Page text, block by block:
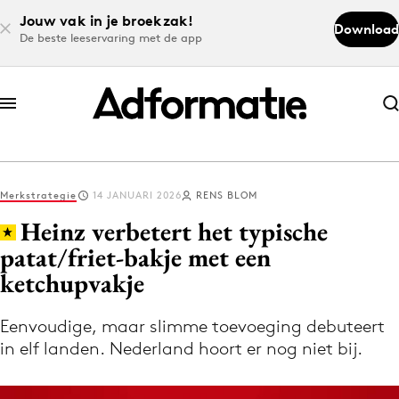
Jouw vak in je broekzak!
De beste leeservaring met de app
Download
Abonneer nu
Abonneer nu
Log in
Download de app
Volg het laatste nieuws via de Adformatie
Nieuws app
Merkstrategie 14 JANUARI 2026 RENS BLOM
Heinz verbetert het typische
patat/friet-bakje met een
ketchupvakje
Eenvoudige, maar slimme toevoeging debuteert
in elf landen. Nederland hoort er nog niet bij.